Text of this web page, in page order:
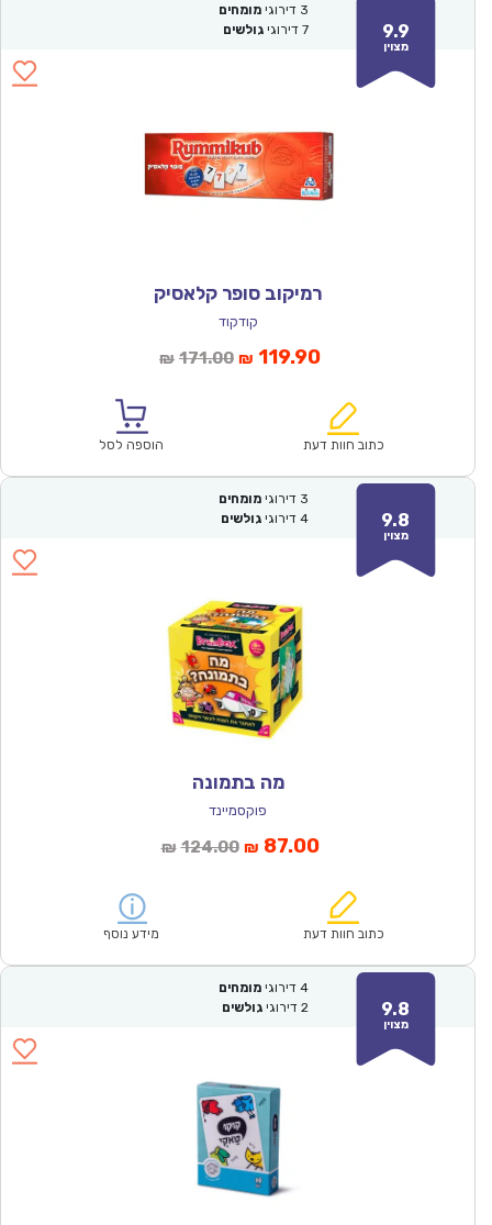
9.9
מצוין
3 דירוגי מומחים
7 דירוגי גולשים
רמיקוב סופר קלאסיק
קודקוד
₪ 171.00המחיר
₪171.00.
₪ 119.90המחיר
הוא:
כתוב חוות דעת הוספה לסל
9.8
מצוין
3 דירוגי מומחים
4 דירוגי גולשים
מה בתמונה
פוקסמיינד
₪ 124.00המחיר
₪124.00.
₪ 87.00המחיר
הוא:
כתוב חוות דעת מידע נוסף
9.8
מצוין
4 דירוגי מומחים
2 דירוגי גולשים